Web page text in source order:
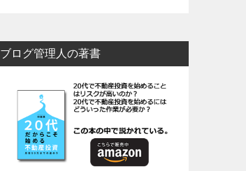
ブログ管理人の著書